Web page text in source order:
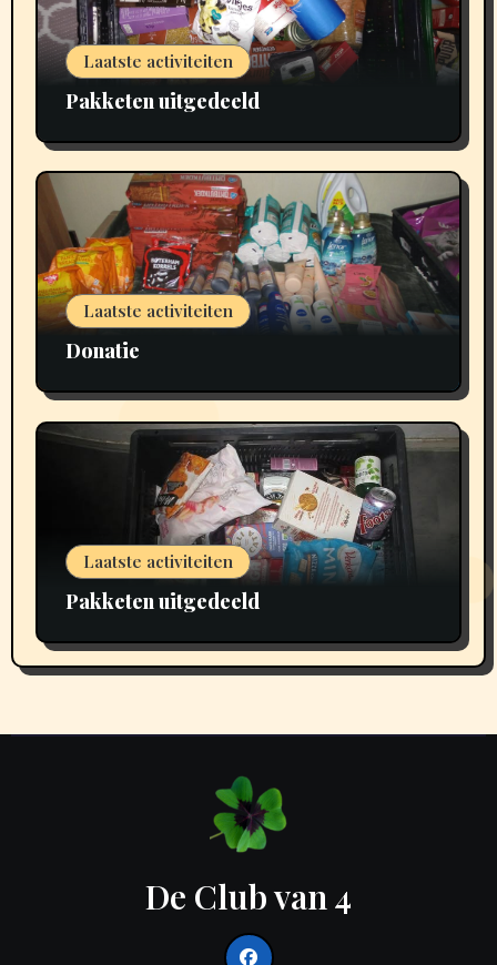
Laatste activiteiten
Pakketen uitgedeeld
Laatste activiteiten
Donatie
Laatste activiteiten
Pakketen uitgedeeld
De Club van 4